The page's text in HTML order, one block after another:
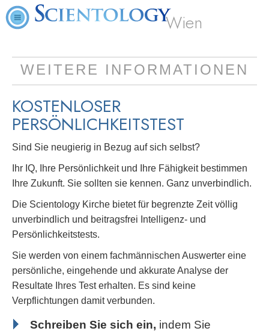
Wien
WEITERE INFORMATIONEN
KOSTENLOSER
PERSÖNLICHKEITSTEST
Sind Sie neugierig in Bezug auf sich selbst?
Ihr IQ, Ihre Persönlichkeit und Ihre Fähigkeit bestimmen
Ihre Zukunft. Sie sollten sie kennen. Ganz unverbindlich.
Die Scientology Kirche bietet für begrenzte Zeit völlig
unverbindlich und beitragsfrei Intelligenz- und
Persönlichkeitstests.
Sie werden von einem fachmännischen Auswerter eine
persönliche, eingehende und akkurate Analyse der
Resultate Ihres Test erhalten. Es sind keine
Verpflichtungen damit verbunden.
Schreiben Sie sich ein, indem Sie